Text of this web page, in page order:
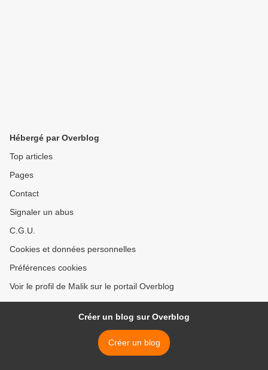
Hébergé par Overblog
Top articles
Pages
Contact
Signaler un abus
C.G.U.
Cookies et données personnelles
Préférences cookies
Voir le profil de Malik sur le portail Overblog
Créer un blog sur Overblog
Créer un blog